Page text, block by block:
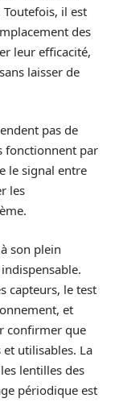
Toutefois, il est
des
leur efficacité,
laisser de
pas de
fonctionnent par
le signal entre
les
son plein
capteurs, le test
et
confirmer que
utilisables. La
lentilles des
périodique est